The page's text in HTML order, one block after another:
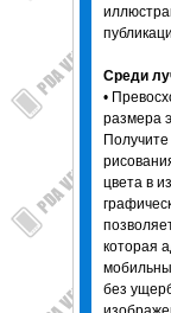
Среди
•
размера
цвета в
которая
без